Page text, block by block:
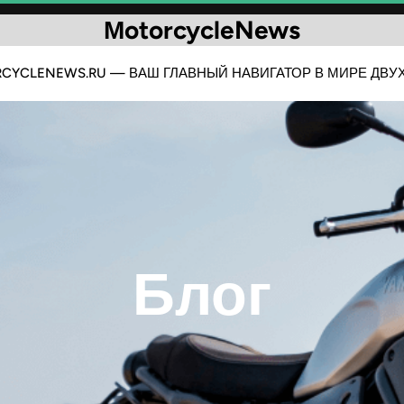
МotorcycleNews
— ВАШ ГЛАВНЫЙ НАВИГАТОР В МИРЕ
Блог